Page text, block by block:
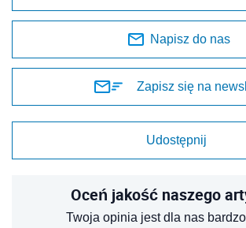
Napisz do nas
Zapisz się na
Udostępnij
Oceń jakość naszego
Twoja opinia jest dla nas